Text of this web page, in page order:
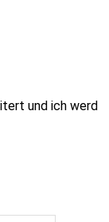
und ich werd